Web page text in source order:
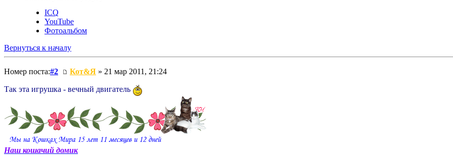
ICQ
YouTube
Фотоальбом
Вернуться к началу
Номер поста:#2 Кот&Я » 21 мар 2011, 21:24
Так эта игрушка - вечный двигатель
Наш кошачий домик